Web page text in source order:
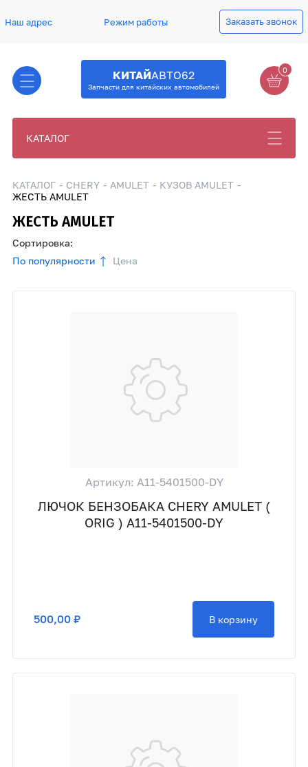
Наш адрес Режим работы Заказать звонок
КИТАЙАВТО62
Запчасти для китайских автомобилей
0
КАТАЛОГ
КАТАЛОГ CHERY AMULET
КУЗОВ AMULET
ЖЕСТЬ AMULET
ЖЕСТЬ AMULET
Сортировка:
По популярности
Цена
Артикул: A11-5401500-DY
ЛЮЧОК БЕНЗОБАКА CHERY AMULET (
ORIG ) A11-5401500-DY
500,00 ₽ В корзину